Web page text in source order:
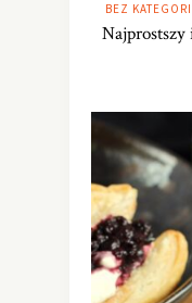
BEZ
Najprostszy